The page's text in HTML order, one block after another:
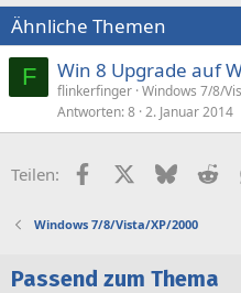
Ähnliche Themen
F Win 8 Upgrade auf
flinkerfinger Windows 7/8/
Antworten 8 2. Januar 2014
Teilen: FacebookX (Twitter)
Bluesky
Windows 7/8/Vista/XP/2000
Passend zum Thema